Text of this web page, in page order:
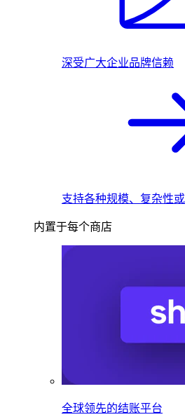
深受广大企业品牌信赖
支持各种规模、复杂性或
内置于每个商店
全球领先的结账平台